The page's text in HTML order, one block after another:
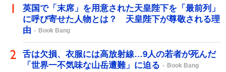
英国で「末席」を用意された天皇陛下を「最前列」
に呼び寄せた人物とは？ 天皇陛下が尊敬される理
由
Book Bang
舌は欠損、衣服には高放射線…9人の若者が死んだ
「世界一不気味な山岳遭難」に迫る
Book Bang